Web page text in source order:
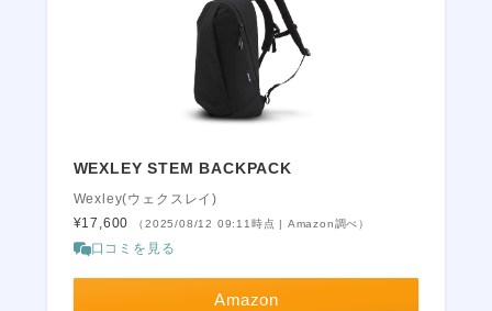
WEXLEY STEM BACKPACK
Wexley(ウェクスレイ)
¥17,600
（2025/08/12 09:11時点 | Amazon調べ）
口コミを見る
Amazon